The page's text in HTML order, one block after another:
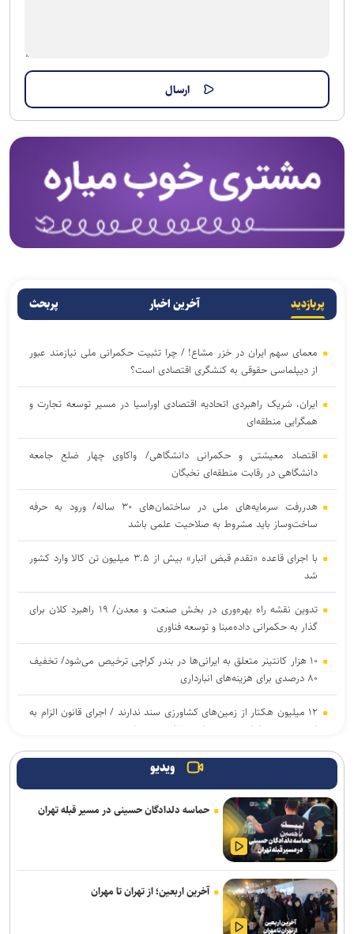
پربازدید آخرین اخبار پربحث
معمای سهم ایران در خزر مشاع! / چرا تثبیت حکمرانی ملی نیازمند عبور
از دیپلماسی حقوقی به کنشگری اقتصادی است؟
ایران، شریک راهبردی اتحادیه اقتصادی اوراسیا در مسیر توسعه تجارت و
همگرایی منطقه‌ای
اقتصاد معیشتی و حکمرانی دانشگاهی/ واکاوی چهار ضلع جامعه
دانشگاهی در رقابت منطقه‌ای نخبگان
هدررفت سرمایه‌های ملی در ساختمان‌های ۳۰ ساله/ ورود به حرفه
ساخت‌وساز باید مشروط به صلاحیت علمی باشد
با اجرای قاعده «تقدم قبض انبار» بیش از ۳.۵ میلیون تن کالا وارد کشور
شد
تدوین نقشه راه بهره‌وری در بخش صنعت و معدن/ ۱۹ راهبرد کلان برای
گذار به حکمرانی داده‌مبنا و توسعه فناوری
۱۰ هزار کانتینر متعلق به ایرانی‌ها در بندر کراچی ترخیص می‌شود/ تخفیف
۸۰ درصدی برای هزینه‌های انبارداری
۱۲ میلیون هکتار از زمین‌های کشاورزی سند ندارند / اجرای قانون الزام به
ثبت رسمی معاملات غیرمنقول در ۱۴۳ شهرستان
نقش راهبردی رسانه‌ها در تثبیت امنیت غذایی/ خبرنگاران، حلقه‌ی پیوند
وزیر صمت: خبرنگاران دیده‌بان اقتصادی و روایتگر حقیقت در جنگ
رسانه‌ای هستند
رکوردشکنی در اولین روز هفته؛ شاخص بورس در ابتدای معاملات بیش از
۱۲۴ هزار واحد افزایش یافت
ویدیو
حماسه دلدادگان حسینی در مسیر قبله تهران
آخرین اربعین؛ از تهران تا مهران